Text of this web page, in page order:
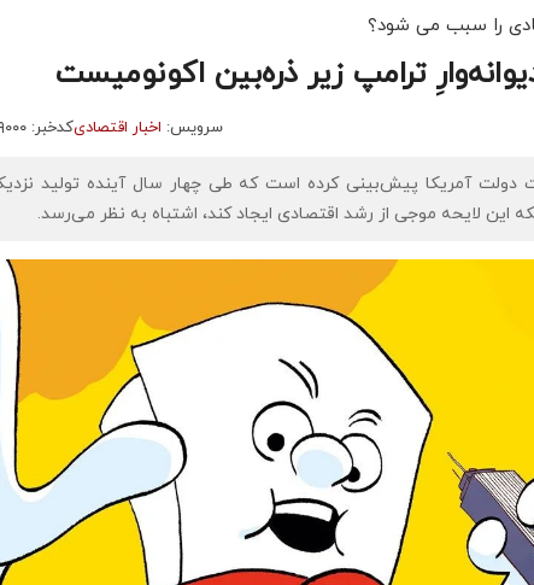
را سبب می شود؟
ترامپ زیر ذره‌بین اکونومیست
سرویس: اخبار اقتصادیکدخبر: ۷۲۹۰۰۰
این لایحه موجی از رشد اقتصادی ایجاد کند، اشتباه به نظر می‌رسد.